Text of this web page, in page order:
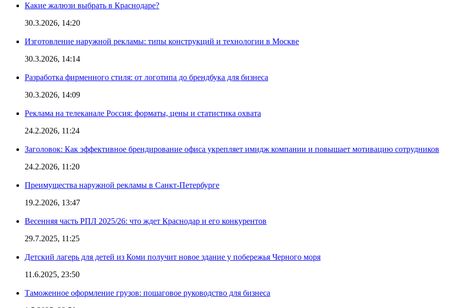
Какие жалюзи выбрать в Краснодаре?
30.3.2026, 14:20
Изготовление наружной рекламы: типы конструкций и технологии в Москве
30.3.2026, 14:14
Разработка фирменного стиля: от логотипа до брендбука для бизнеса
30.3.2026, 14:09
Реклама на телеканале Россия: форматы, цены и статистика охвата
24.2.2026, 11:24
Заголовок: Как эффективное брендирование офиса укрепляет имидж компании и повышает мотивацию сотрудников
24.2.2026, 11:20
Преимущества наружной рекламы в Санкт-Петербурге
19.2.2026, 13:47
Весенняя часть РПЛ 2025/26: что ждет Краснодар и его конкурентов
29.7.2025, 11:25
Детский лагерь для детей из Коми получит новое здание у побережья Черного моря
11.6.2025, 23:50
Таможенное оформление грузов: пошаговое руководство для бизнеса